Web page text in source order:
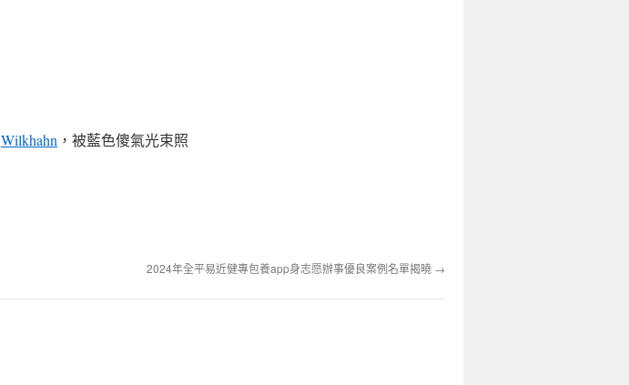
Wilkhahn ，被藍色傻氣光束照
2024年全平易近健專包養app身志愿辦事優良案例名單揭曉 →